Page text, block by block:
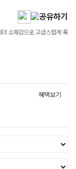
소재감으로 고급스럽게 룩
혜택보기